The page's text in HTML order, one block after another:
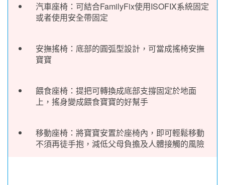
汽車座椅：可結合FamilyFix使用ISOFIX系統固定
或者使用安全帶固定
安撫搖椅：底部的圓弧型設計，可當成搖椅安撫
寶寶
餵食座椅：提把可轉換成底部支撐固定於地面
上，搖身變成餵食寶寶的好幫手
移動座椅：將寶寶安置於座椅內，即可輕鬆移動
不須再徒手抱，減低父母負擔及人體接觸的風險